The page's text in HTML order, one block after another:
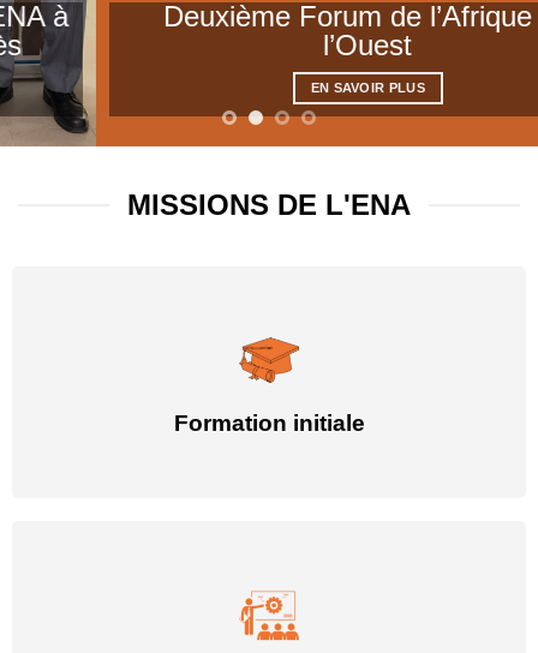
Deuxième Forum de l’Afrique de
EN SAVOIR PLUS
MISSIONS DE L'ENA
Formation initiale